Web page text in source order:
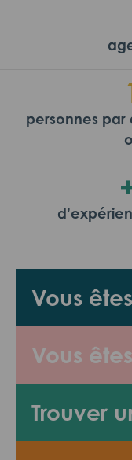
Vous
Vous
Trouver
personnes par